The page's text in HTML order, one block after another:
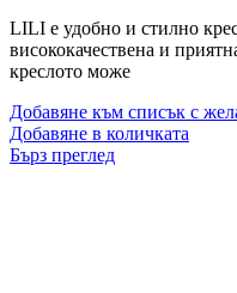
LILI e удобно и стилно
висококачествена и
креслото може
Добавяне към списък с
Добавяне в количката
Бърз преглед